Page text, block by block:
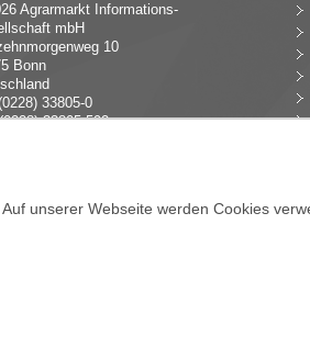
Agrarmarkt Informations-
mbH
10
Bonn
33805-0
33805-592
Auf unserer Webseite werden Cookies